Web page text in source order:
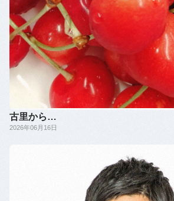
古里から…
2026年06月16日